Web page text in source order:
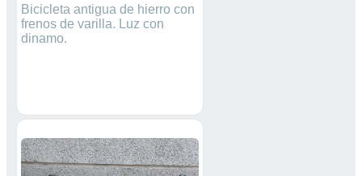
Bicicleta antigua de hierro con
frenos de varilla. Luz con
dinamo.